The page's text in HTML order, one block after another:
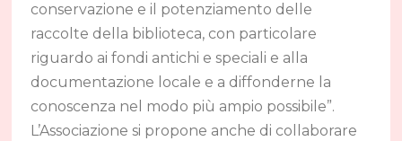
conservazione e il potenziamento delle
raccolte della biblioteca, con particolare
riguardo ai fondi antichi e speciali e alla
documentazione locale e a diffonderne la
conoscenza nel modo più ampio possibile”.
L’Associazione si propone anche di collaborare